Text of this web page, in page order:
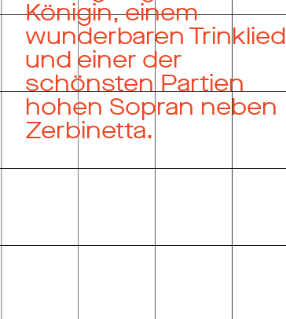
Königin, einem
wunderbaren Trinklied
und einer der
schönsten Partien
hohen Sopran neben
Zerbinetta.